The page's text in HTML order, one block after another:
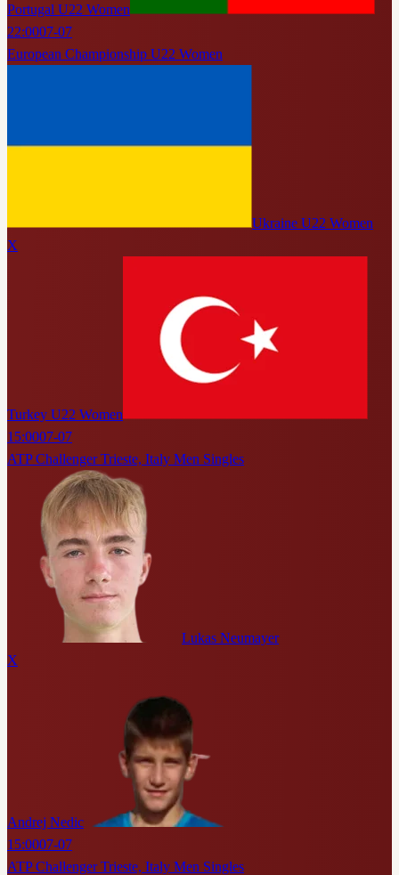
Portugal U22 Women
22:0007-07
European Championship U22 Women
Ukraine U22 Women
X
Turkey U22 Women
15:0007-07
ATP Challenger Trieste, Italy Men Singles
Lukas Neumayer
X
Andrej Nedic
15:0007-07
ATP Challenger Trieste, Italy Men Singles